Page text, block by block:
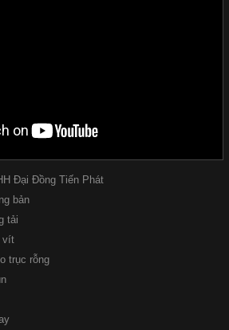
Đại Đồng Tiến Phát
bản
tải
vít
trục rỗng